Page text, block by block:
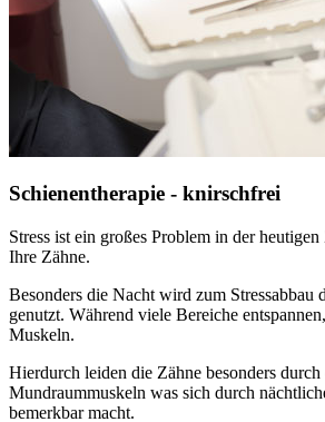
Schienentherapie - knirschfrei
Stress ist ein großes Problem in der
Ihre Zähne.
Besonders die Nacht wird zum Stressabbau
genutzt. Während viele Bereiche
Muskeln.
Hierdurch leiden die Zähne besonders
Mundraummuskeln was sich durch
bemerkbar macht.